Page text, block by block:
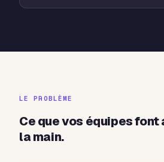
LE PROBLÈME
Ce que vos équipes font
la main.